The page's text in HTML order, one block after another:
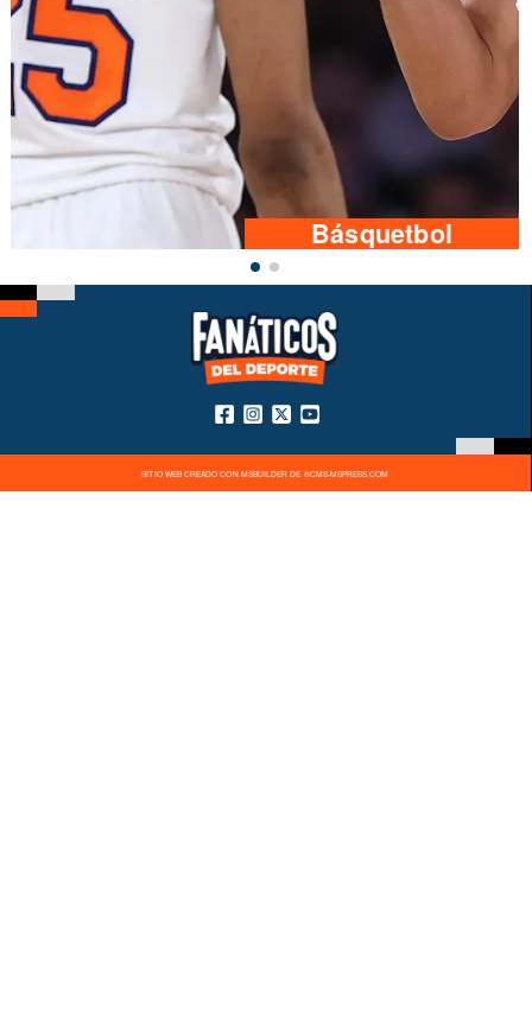
Básquetbol
SITIO WEB CREADO CON MSBUILDER DE ®CMS-MSPRESS.COM